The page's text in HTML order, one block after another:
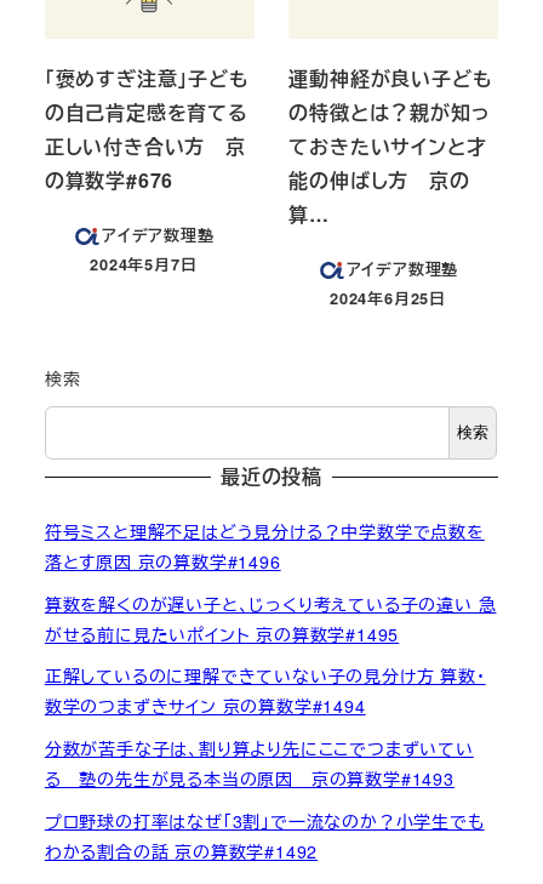
「褒めすぎ注意」子ども
の自己肯定感を育てる
正しい付き合い方 京
の算数学#676
アイデア数理塾
投稿日
2024年5月7日
運動神経が良い子ども
の特徴とは？親が知っ
ておきたいサインと才
能の伸ばし方 京の
算…
アイデア数理塾
投稿日
2024年6月25日
検索
検索
最近の投稿
符号ミスと理解不足はどう見分ける？中学数学で点数を
落とす原因 京の算数学#1496
算数を解くのが遅い子と、じっくり考えている子の違い 急
がせる前に見たいポイント 京の算数学#1495
正解しているのに理解できていない子の見分け方 算数・
数学のつまずきサイン 京の算数学#1494
分数が苦手な子は、割り算より先にここでつまずいてい
る 塾の先生が見る本当の原因 京の算数学#1493
プロ野球の打率はなぜ「3割」で一流なのか？小学生でも
わかる割合の話 京の算数学#1492